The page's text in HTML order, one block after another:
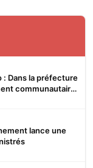
: Dans la préfecture
communautaire
lance une